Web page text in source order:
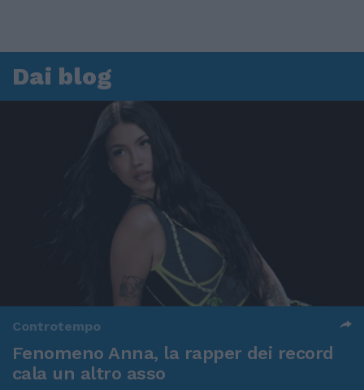
Dai blog
Controtempo
Fenomeno Anna, la rapper dei record
cala un altro asso